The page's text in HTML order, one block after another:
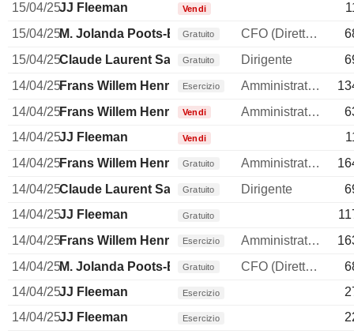
15/04/25JJ Fleeman Vendi
15/04/25M. Jolanda Poots-BijlGratuito CFO (Direttore finanziario)
15/04/25Claude Laurent Sarrailh
Gratuito Dirigente
14/04/25Frans Willem Henri Muller
Esercizio Amministratore delegato
14/04/25Frans Willem Henri Muller
Vendi Amministratore delegato
14/04/25JJ Fleeman Vendi
14/04/25Frans Willem Henri Muller
Gratuito Amministratore delegato
14/04/25Claude Laurent Sarrailh
Gratuito Dirigente
14/04/25JJ Fleeman Gratuito
14/04/25Frans Willem Henri Muller
Esercizio Amministratore delegato
14/04/25M. Jolanda Poots-BijlGratuito CFO (Direttore finanziario)
14/04/25JJ Fleeman Esercizio
14/04/25JJ Fleeman Esercizio